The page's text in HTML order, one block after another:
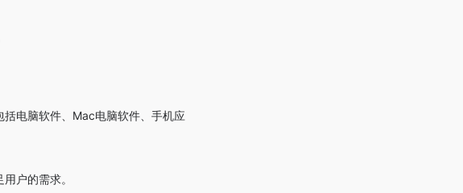
括电脑软件、Mac电脑软件、手机应
户的需求。